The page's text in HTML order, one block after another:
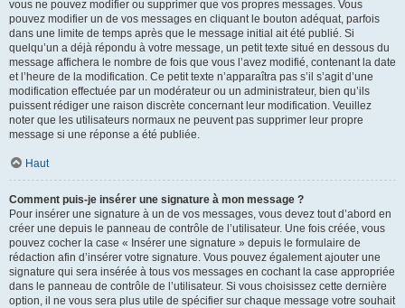
vous ne pouvez modifier ou supprimer que vos propres messages. Vous
pouvez modifier un de vos messages en cliquant le bouton adéquat, parfois
dans une limite de temps après que le message initial ait été publié. Si
quelqu’un a déjà répondu à votre message, un petit texte situé en dessous du
message affichera le nombre de fois que vous l’avez modifié, contenant la date
et l’heure de la modification. Ce petit texte n’apparaîtra pas s’il s’agit d’une
modification effectuée par un modérateur ou un administrateur, bien qu’ils
puissent rédiger une raison discrète concernant leur modification. Veuillez
noter que les utilisateurs normaux ne peuvent pas supprimer leur propre
message si une réponse a été publiée.
Haut
Comment puis-je insérer une signature à mon message ?
Pour insérer une signature à un de vos messages, vous devez tout d’abord en
créer une depuis le panneau de contrôle de l’utilisateur. Une fois créée, vous
pouvez cocher la case « Insérer une signature » depuis le formulaire de
rédaction afin d’insérer votre signature. Vous pouvez également ajouter une
signature qui sera insérée à tous vos messages en cochant la case appropriée
dans le panneau de contrôle de l’utilisateur. Si vous choisissez cette dernière
option, il ne vous sera plus utile de spécifier sur chaque message votre souhait